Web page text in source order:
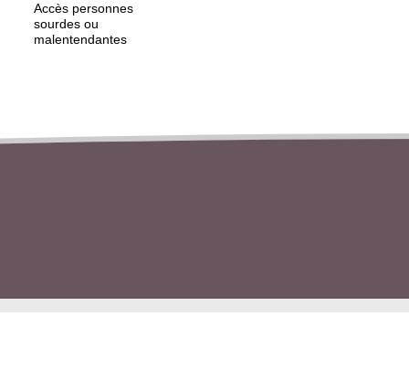
Accès personnes
sourdes ou
malentendantes